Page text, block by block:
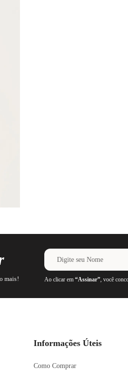
mais! Ao clicar em “Assinar”, você
Informações Úteis
Como Comprar